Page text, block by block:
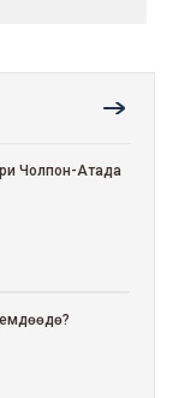
Чолпон-Атада